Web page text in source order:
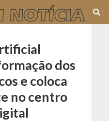
dos
e coloca
no centro